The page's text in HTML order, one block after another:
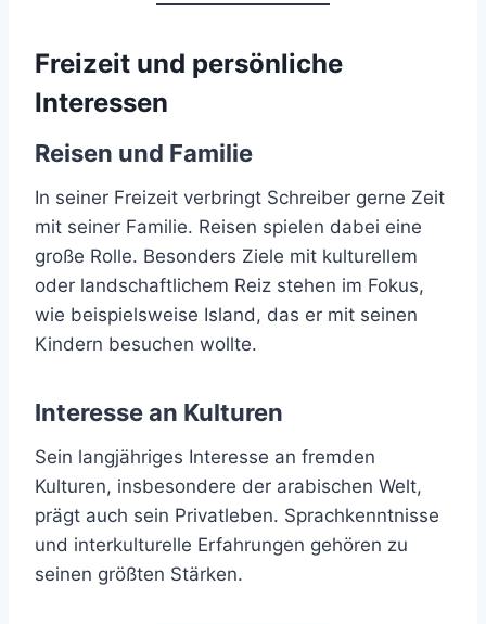
Freizeit und persönliche
Interessen
Reisen und Familie
In seiner Freizeit verbringt Schreiber gerne Zeit
mit seiner Familie. Reisen spielen dabei eine
große Rolle. Besonders Ziele mit kulturellem
oder landschaftlichem Reiz stehen im Fokus,
wie beispielsweise Island, das er mit seinen
Kindern besuchen wollte.
Interesse an Kulturen
Sein langjähriges Interesse an fremden
Kulturen, insbesondere der arabischen Welt,
prägt auch sein Privatleben. Sprachkenntnisse
und interkulturelle Erfahrungen gehören zu
seinen größten Stärken.